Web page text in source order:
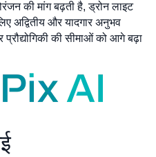
की मांग बढ़ती है, ड्रोन लाइट
अद्वितीय और यादगार अनुभव
की सीमाओं को आगे बढ़ा